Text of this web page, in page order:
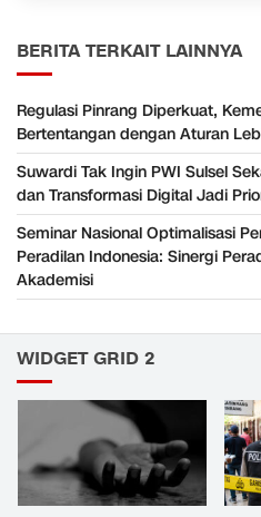
BERITA TERKAIT LAINNYA
Regulasi Pinrang Diperkuat,
Bertentangan dengan Aturan
Suwardi Tak Ingin PWI Sulsel
dan Transformasi Digital Jadi
Seminar Nasional Optimalisasi
Peradilan Indonesia: Sinergi
Akademisi
WIDGET GRID 2